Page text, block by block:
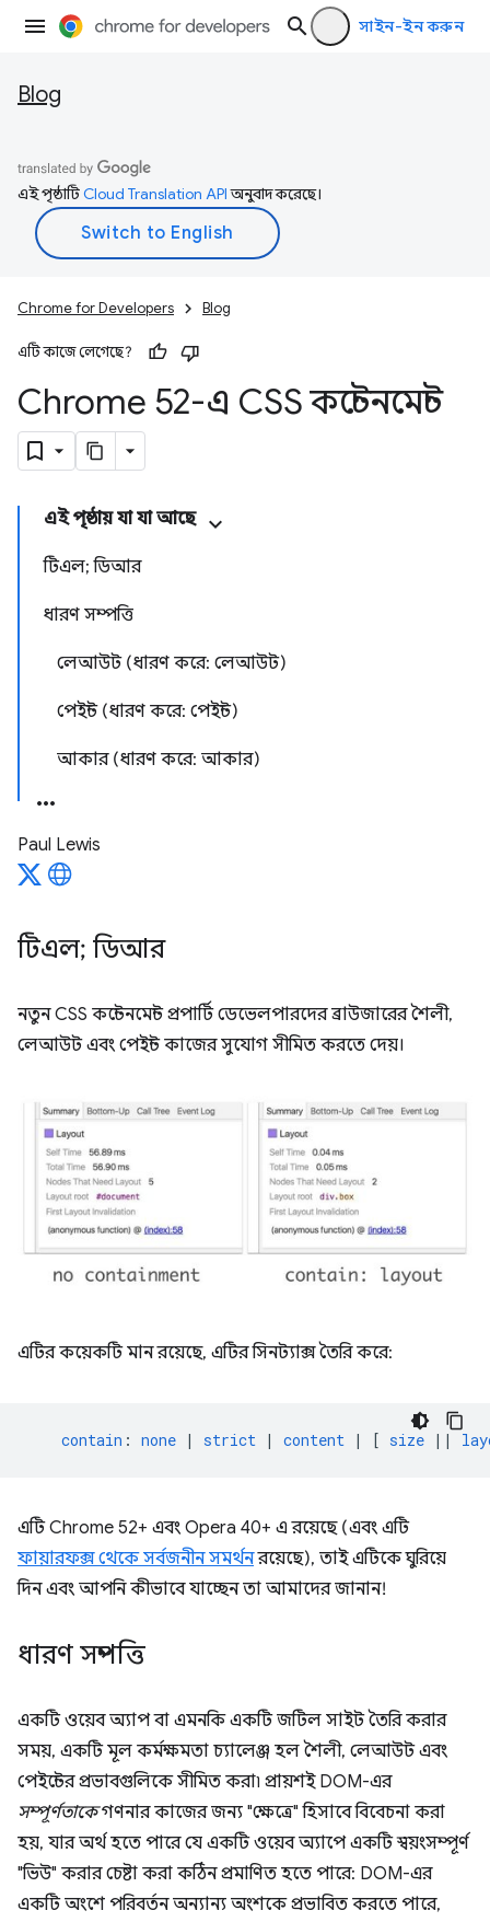
সাইন-ইন করুন
Blog
এই পৃষ্ঠাটিCloud Translation APIঅনুবাদ করেছে।
Chrome for Developers Blog
এটি কাজে লেগেছে?
Chrome 52-এ CSS কন্টেনমেন্ট
এই পৃষ্ঠায় যা যা আছে
টিএল; ডিআর
ধারণ সম্পত্তি
লেআউট (ধারণ করে: লেআউট)
পেইন্ট (ধারণ করে: পেইন্ট)
আকার (ধারণ করে: আকার)
Paul Lewis
টিএল; ডিআর
নতুন CSS কন্টেনমেন্ট প্রপার্টি ডেভেলপারদের ব্রাউজারের শৈলী,
লেআউট এবং পেইন্ট কাজের সুযোগ সীমিত করতে দেয়।
এটির কয়েকটি মান রয়েছে, এটির সিনট্যাক্স তৈরি করে:
contain : none | strict | content | [ size ||
এটি Chrome 52+ এবং Opera 40+ এ রয়েছে (এবং এটি
ফায়ারফক্স থেকে সর্বজনীন সমর্থনরয়েছে), তাই এটিকে ঘুরিয়ে
দিন এবং আপনি কীভাবে যাচ্ছেন তা আমাদের জানান!
ধারণ সম্পত্তি
একটি ওয়েব অ্যাপ বা এমনকি একটি জটিল সাইট তৈরি করার
সময়, একটি মূল কর্মক্ষমতা চ্যালেঞ্জ হল শৈলী, লেআউট এবং
পেইন্টের প্রভাবগুলিকে সীমিত করা৷ প্রায়শই DOM-এর
সম্পূর্ণতাকেগণনার কাজের জন্য "ক্ষেত্রে" হিসাবে বিবেচনা করা
হয়, যার অর্থ হতে পারে যে একটি ওয়েব অ্যাপে একটি স্বয়ংসম্পূর্ণ
"ভিউ" করার চেষ্টা করা কঠিন প্রমাণিত হতে পারে: DOM-এর
একটি অংশে পরিবর্তন অন্যান্য অংশকে প্রভাবিত করতে পারে,